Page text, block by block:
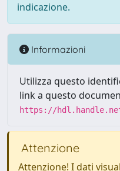
indicazione.
Informazioni
Utilizza questo
link a questo
https://
Attenzione
Attenzione! I dati